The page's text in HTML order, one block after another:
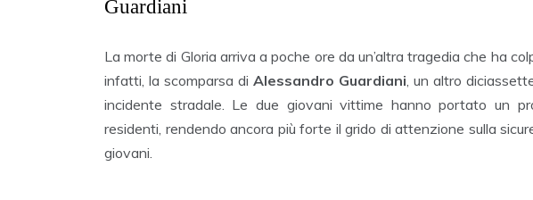
Guardiani
La morte di Gloria arriva a poche ore da un’altra tragedia che ha
infatti, la scomparsa di Alessandro Guardiani, un altro
incidente stradale. Le due giovani vittime hanno portato un
residenti, rendendo ancora più forte il grido di attenzione sulla
giovani.